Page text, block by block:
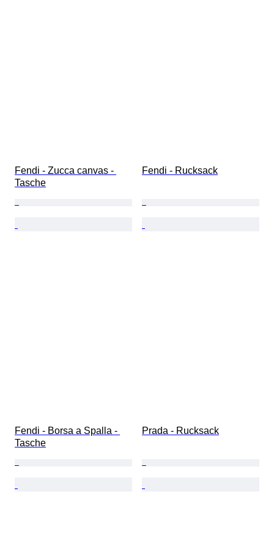
Fendi - Zucca canvas -
Tasche
Fendi - Rucksack
Fendi - Borsa a Spalla -
Tasche
Prada - Rucksack